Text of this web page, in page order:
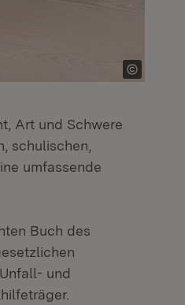
Art und Schwere
schulischen,
umfassende
Buch des
und